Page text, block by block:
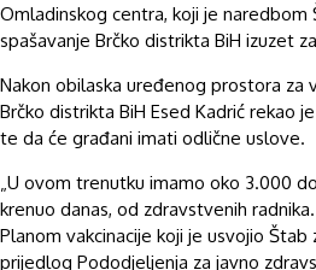
Omladinskog centra, koji je naredbom
spašavanje Brčko distrikta BiH izuzet
Nakon obilaska uređenog prostora za
Brčko distrikta BiH Esed Kadrić rekao
te da će građani imati odlične uslove.
„U ovom trenutku imamo oko 3.000
krenuo danas, od zdravstvenih
Planom vakcinacije koji je usvojio Štab
prijedlog Pododjeljenja za javno